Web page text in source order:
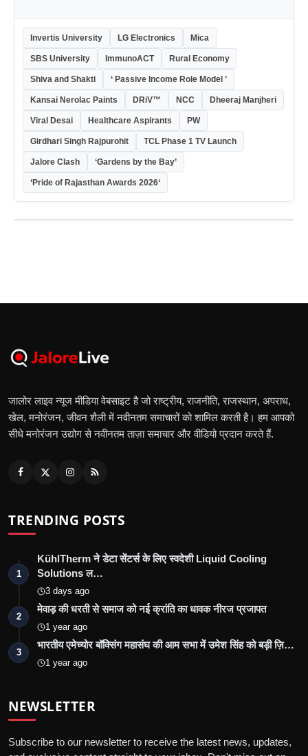
Invertis University LG Electronics Mica
SBS University ImmunoACT Rural Economy
Shiva and Shakti ‘ Passive Income Role Model ’
Kansai Nerolac Paints DRiV™ NCC Dheeraj Manjheri
Viral Desai Healthcare Aspirants PW
Girdhari Singh Rajpurohit TCL Phase 1 TV Launch
Jalore Clash ‘Gardens by the Bay’
‘Pride of Rajasthan Awards 2026‘
जालोर लाइव न्यूज मीडिया वेबसाइट है जो राष्ट्रीय, राजनीति, राजस्थान, अपराध,
खेल, मनोरंजन, जीवन शैली में नवीनतम समाचारों को शामिल करती है। हम आपको
सीधे मनोरंजन उद्योग से नवीनतम ताज़ा समाचार और वीडियो प्रदान करते हैं.
TRENDING POSTS
1
KühlTherm ने डेटा सेंटर्स के लिए स्वदेशी Liquid Cooling
Solutions ल…
3 days ago
2
मेवाड़ की धरती से समाज को नई क्रांति का धावक नीरज प्रजापत
1 year ago
3
भारतीय एमेच्योर बॉक्सिंग महासंघ की आम सभा में उमेश सिंह को बड़ी ज़ि…
1 year ago
NEWSLETTER
Subscribe to our newsletter to receive the latest news, updates,